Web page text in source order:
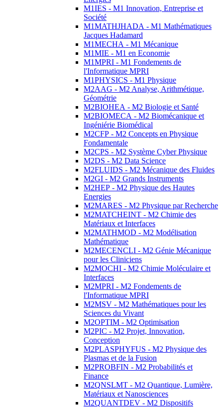
M1IES - M1 Innovation, Entreprise et
Société
M1MATHJHADA - M1 Mathématiques
Jacques Hadamard
M1MECHA - M1 Mécanique
M1MIE - M1 en Economie
M1MPRI - M1 Fondements de
l'Informatique MPRI
M1PHYSICS - M1 Physique
M2AAG - M2 Analyse, Arithmétique,
Géométrie
M2BIOHEA - M2 Biologie et Santé
M2BIOMECA - M2 Biomécanique et
Ingéniérie Biomédical
M2CFP - M2 Concepts en Physique
Fondamentale
M2CPS - M2 Système Cyber Physique
M2DS - M2 Data Science
M2FLUIDS - M2 Mécanique des Fluides
M2GI - M2 Grands Instruments
M2HEP - M2 Physique des Hautes
Energies
M2MARES - M2 Physique par Recherche
M2MATCHEINT - M2 Chimie des
Matériaux et Interfaces
M2MATHMOD - M2 Modélisation
Mathématique
M2MECENCLI - M2 Génie Mécanique
pour les Cliniciens
M2MOCHI - M2 Chimie Moléculaire et
Interfaces
M2MPRI - M2 Fondements de
l'Informatique MPRI
M2MSV - M2 Mathématiques pour les
Sciences du Vivant
M2OPTIM - M2 Optimisation
M2PIC - M2 Projet, Innovation,
Conception
M2PLASPHYFUS - M2 Physique des
Plasmas et de la Fusion
M2PROBFIN - M2 Probabilités et
Finance
M2QNSLMT - M2 Quantique, Lumière,
Matériaux et Nanosciences
M2QUANTDEV - M2 Dispositifs